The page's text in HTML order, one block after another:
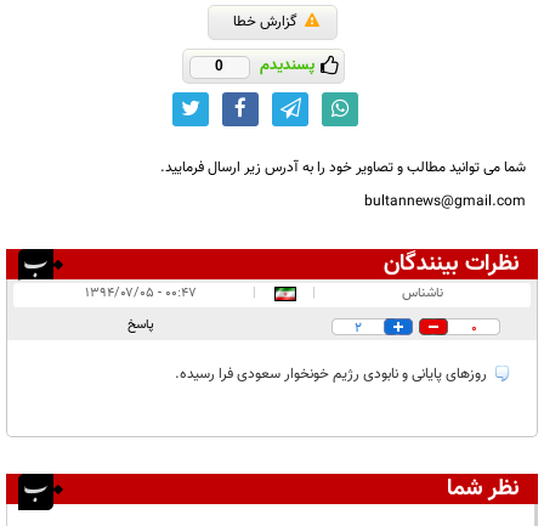
گزارش خطا
پسندیدم 0
شما می توانید مطالب و تصاویر خود را به آدرس زیر ارسال فرمایید.
bultannews@gmail.com
نظرات بینندگان
در انتظار بررسی:
ناشناس |
|
۰۰:۴۷ - ۱۳۹۴/۰۷/۰۵
0
2 پاسخ
روزهای پایانی و نابودی رژیم خونخوار سعودی فرا رسیده.
نظر شما